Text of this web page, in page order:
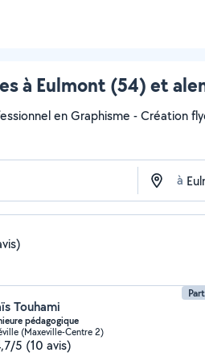
à Eulmont (54) et
en Graphisme - Création
à
Touhami
pédagogique
(Maxeville-Centre 2)
5 (10 avis)